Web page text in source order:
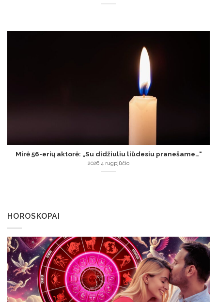
Mirė 56-erių aktorė: „Su didžiuliu liūdesiu pranešame…“
2026 4 rugpjūčio
HOROSKOPAI